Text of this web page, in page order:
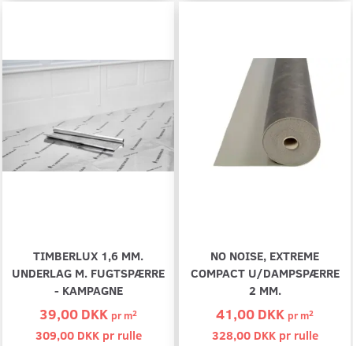
TIMBERLUX 1,6 MM.
UNDERLAG M. FUGTSPÆRRE
- KAMPAGNE
39,00 DKK prm2
309,00 DKK pr rulle
NO NOISE, EXTREME
COMPACT U/DAMPSPÆRRE
2 MM.
41,00 DKK prm2
328,00 DKK pr rulle